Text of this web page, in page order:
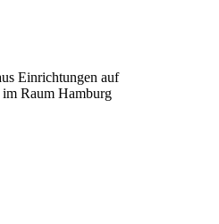
Einrichtungen auf
Raum Hamburg